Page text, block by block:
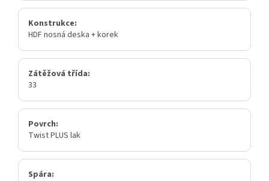
Konstrukce:
HDF nosná deska + korek
Zátěžová třída:
33
Povrch:
Twist PLUS lak
Spára: